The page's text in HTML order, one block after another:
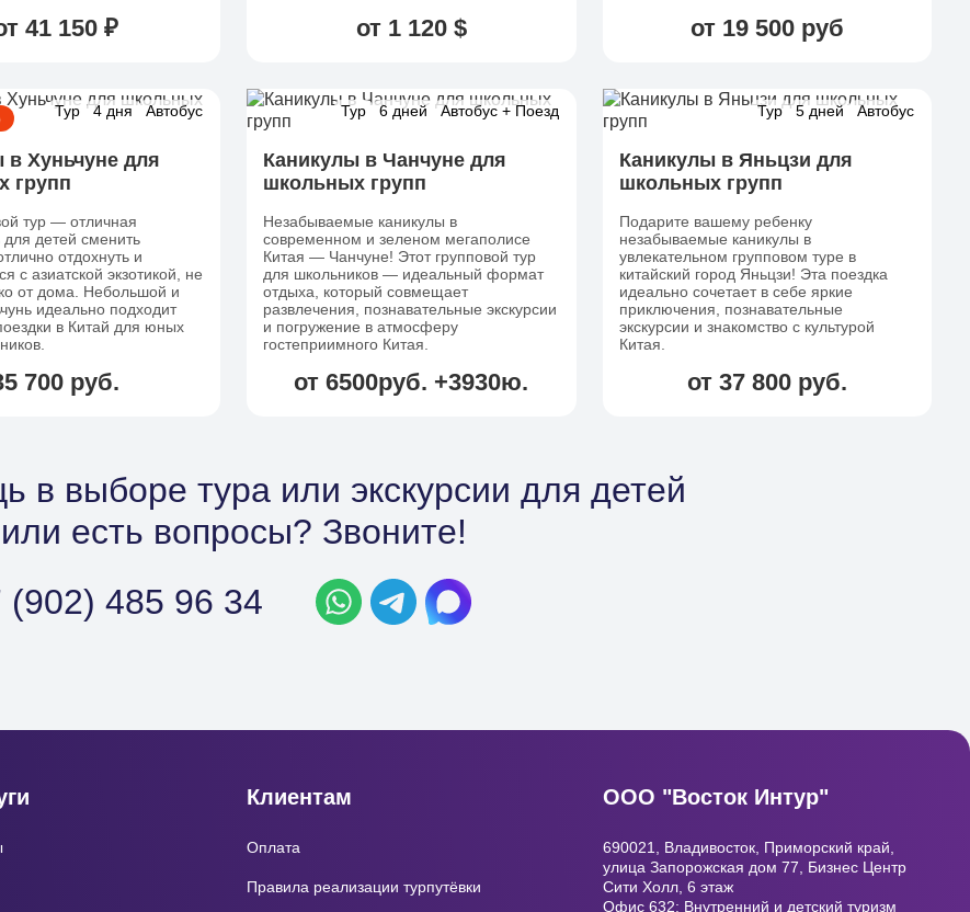
41 150 ₽ от 1 120 $ от 19 500 руб
Тур 4 дня Автобус
в Хуньчуне для
групп
тур — отличная
для детей сменить
отдохнуть и
с азиатской экзотикой, не
от дома. Небольшой и
идеально подходит
в Китай для юных
700 руб.
Тур 6 дней Автобус + Поезд
Каникулы в Чанчуне для
школьных групп
Незабываемые каникулы в
современном и зеленом мегаполисе
Китая — Чанчуне! Этот групповой тур
для школьников — идеальный формат
отдыха, который совмещает
развлечения, познавательные экскурсии
и погружение в атмосферу
гостеприимного Китая.
от 6500руб. +3930ю.
Тур 5 дней Автобус
Каникулы в Яньцзи для
школьных групп
Подарите вашему ребенку
незабываемые каникулы в
увлекательном групповом туре в
китайский город Яньцзи! Эта поездка
идеально сочетает в себе яркие
приключения, познавательные
экскурсии и знакомство с культурой
Китая.
от 37 800 руб.
в выборе тура или экскурсии для детей
или есть вопросы? Звоните!
(902) 485 96 34
Клиентам
Оплата
Правила реализации турпутёвки
ООО "Восток Интур"
690021, Владивосток, Приморский край,
улица Запорожская дом 77, Бизнес Центр
Сити Холл, 6 этаж
Офис 632: Внутренний и детский туризм